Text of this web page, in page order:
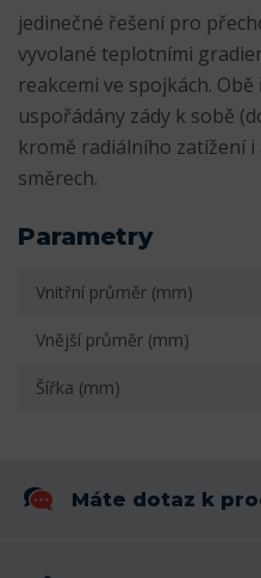
jedinečné řešení pro
vyvolané teplotními
reakcemi ve spojkách.
uspořádány zády k sobě
kromě radiálního zatížení
směrech.
Parametry
Vnitřní průměr (mm)
Vnější průměr (mm)
Šířka (mm)
Máte dotaz k